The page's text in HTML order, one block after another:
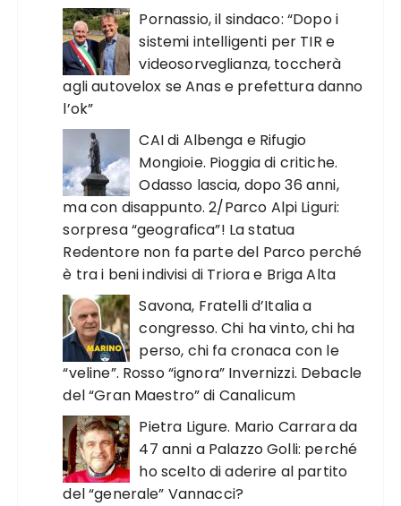
Pornassio, il sindaco: “Dopo i
sistemi intelligenti per TIR e
videosorveglianza, toccherà
agli autovelox se Anas e prefettura danno
l’ok”
CAI di Albenga e Rifugio
Mongioie. Pioggia di critiche.
Odasso lascia, dopo 36 anni,
ma con disappunto. 2/Parco Alpi Liguri:
sorpresa “geografica”! La statua
Redentore non fa parte del Parco perché
è tra i beni indivisi di Triora e Briga Alta
Savona, Fratelli d’Italia a
congresso. Chi ha vinto, chi ha
perso, chi fa cronaca con le
“veline”. Rosso “ignora” Invernizzi. Debacle
del “Gran Maestro” di Canalicum
Pietra Ligure. Mario Carrara da
47 anni a Palazzo Golli: perché
ho scelto di aderire al partito
del “generale” Vannacci?